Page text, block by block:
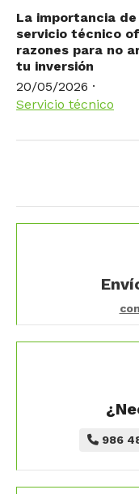
La importancia de
servicio técnico
razones para no
tu inversión
20/05/2026 ·
Servicio técnico
986